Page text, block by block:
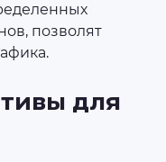
позволят
для